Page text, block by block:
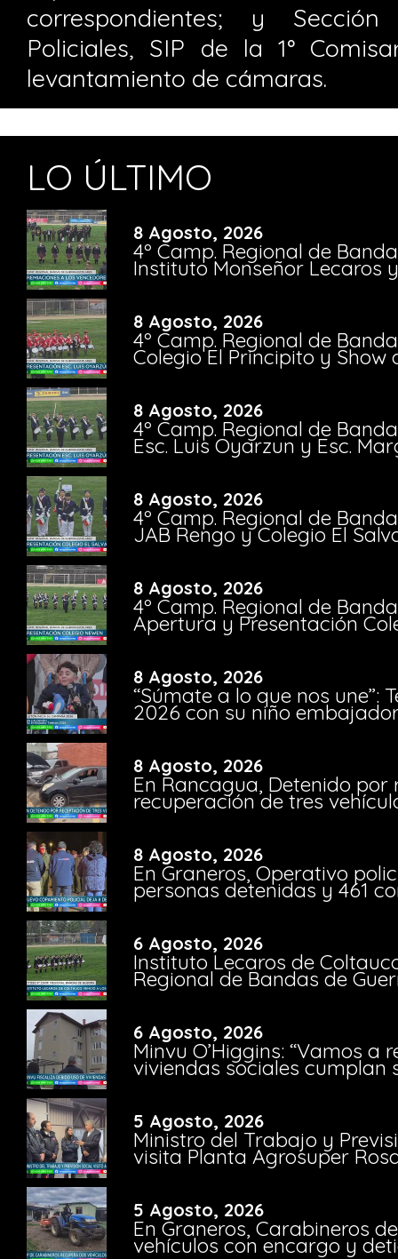
correspondientes; y
Policiales, SIP de la 1°
levantamiento de cámaras.
LO ÚLTIMO
8 Agosto, 2026
4º Camp. Regional de
Instituto Monseñor Lecaros
8 Agosto, 2026
4º Camp. Regional de
Colegio El Principito y Show
8 Agosto, 2026
4º Camp. Regional de
Esc. Luis Oyarzun y Esc.
8 Agosto, 2026
4º Camp. Regional de
JAB Rengo y Colegio El
8 Agosto, 2026
4º Camp. Regional de
Apertura y Presentación
8 Agosto, 2026
“Súmate a lo que nos une”:
2026 con su niño
8 Agosto, 2026
En Rancagua, Detenido por
recuperación de tres
8 Agosto, 2026
En Graneros, Operativo
personas detenidas y 461
6 Agosto, 2026
Instituto Lecaros de
Regional de Bandas de
6 Agosto, 2026
Minvu O’Higgins: “Vamos a
viviendas sociales cumplan
5 Agosto, 2026
Ministro del Trabajo y
visita Planta Agrosuper
5 Agosto, 2026
En Graneros, Carabineros
vehículos con encargo y